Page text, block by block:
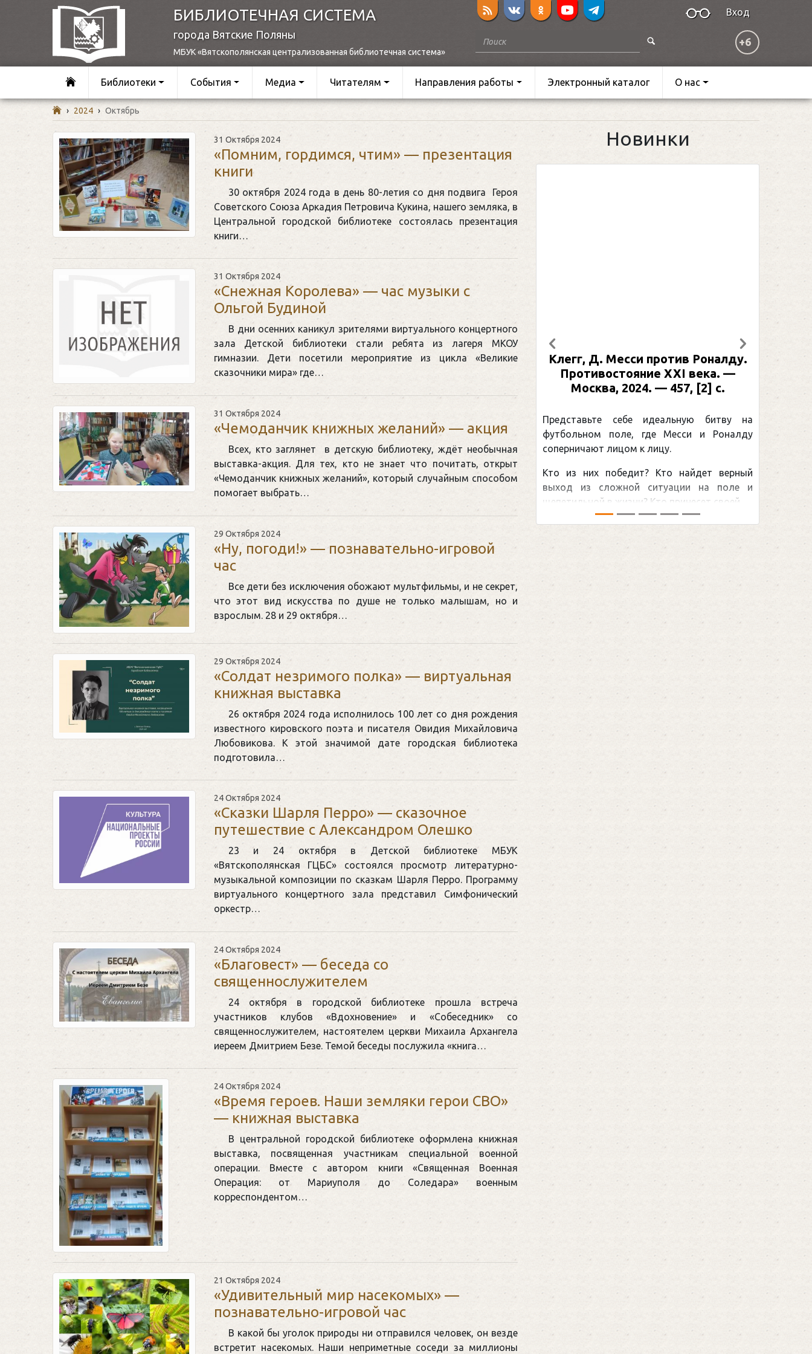
БИБЛИОТЕЧНАЯ СИСТЕМА
города Вятские Поляны
МБУК «Вятскополянская централизованная библиотечная система»
Вход
+6
Библиотеки События Медиа Читателям Направления работы Электронный каталог О нас
› 2024 › Октябрь
31 Октября 2024
«Помним, гордимся, чтим» — презентация
книги
30 октября 2024 года в день 80-летия со дня подвига Героя
Советского Союза Аркадия Петровича Кукина, нашего земляка, в
Центральной городской библиотеке состоялась презентация
книги…
31 Октября 2024
«Снежная Королева» — час музыки с
Ольгой Будиной
В дни осенних каникул зрителями виртуального концертного
зала Детской библиотеки стали ребята из лагеря МКОУ
гимназии. Дети посетили мероприятие из цикла «Великие
сказочники мира» где…
31 Октября 2024
«Чемоданчик книжных желаний» — акция
Всех, кто заглянет в детскую библиотеку, ждёт необычная
выставка-акция. Для тех, кто не знает что почитать, открыт
«Чемоданчик книжных желаний», который случайным способом
помогает выбрать…
29 Октября 2024
«Ну, погоди!» — познавательно-игровой
час
Все дети без исключения обожают мультфильмы, и не секрет,
что этот вид искусства по душе не только малышам, но и
взрослым. 28 и 29 октября…
29 Октября 2024
«Солдат незримого полка» — виртуальная
книжная выставка
26 октября 2024 года исполнилось 100 лет со дня рождения
известного кировского поэта и писателя Овидия Михайловича
Любовикова. К этой значимой дате городская библиотека
подготовила…
24 Октября 2024
«Сказки Шарля Перро» — сказочное
путешествие с Александром Олешко
23 и 24 октября в Детской библиотеке МБУК
«Вятскополянская ГЦБС» состоялся просмотр литературно-
музыкальной композиции по сказкам Шарля Перро. Программу
виртуального концертного зала представил Симфонический
оркестр…
24 Октября 2024
«Благовест» — беседа со
священнослужителем
24 октября в городской библиотеке прошла встреча
участников клубов «Вдохновение» и «Собеседник» со
священнослужителем, настоятелем церкви Михаила Архангела
иереем Дмитрием Безе. Темой беседы послужила «книга…
24 Октября 2024
«Время героев. Наши земляки герои СВО»
— книжная выставка
В центральной городской библиотеке оформлена книжная
выставка, посвященная участникам специальной военной
операции. Вместе с автором книги «Священная Военная
Операция: от Мариуполя до Соледара» военным
корреспондентом…
21 Октября 2024
«Удивительный мир насекомых» —
познавательно-игровой час
В какой бы уголок природы ни отправился человек, он везде
встретит насекомых. Наши неприметные соседи за миллионы
Новинки
Клегг, Д. Месси против Роналду.
Представьте себе идеальную битву на
футбольном поле, где Месси и Роналду
соперничают лицом к лицу.
Кто из них победит? Кто найдет верный
выход из сложной ситуации на поле и
Рабинер, И. Я. Александр Овечкин
: иллюстрированная биография. —
Москва, 2024 (макет 2025). — 133,
Спорт)
принадлежит великому канадцу Уэйну
Гретцки, — едва ли не самая обсуждаемая
хоккейная тема последних лет в мире.Перед
сезоном Национальной хоккейной лиги — ...
Предыдущий Следующий